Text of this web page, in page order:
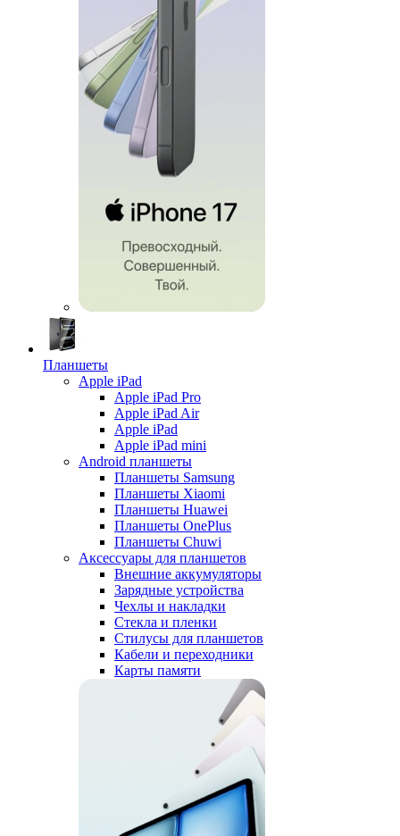
Планшеты
Apple iPad
Apple iPad Pro
Apple iPad Air
Apple iPad
Apple iPad mini
Android планшеты
Планшеты Samsung
Планшеты Xiaomi
Планшеты Huawei
Планшеты OnePlus
Планшеты Chuwi
Аксессуары для планшетов
Внешние аккумуляторы
Зарядные устройства
Чехлы и накладки
Стекла и пленки
Стилусы для планшетов
Кабели и переходники
Карты памяти